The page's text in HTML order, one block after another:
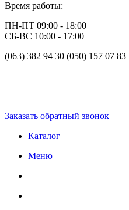
Время работы:
ПН-ПТ 09:00 - 18:00
СБ-ВС 10:00 - 17:00
(063) 382 94 30 (050) 157 07 83
Заказать обратный звонок
Каталог
Меню